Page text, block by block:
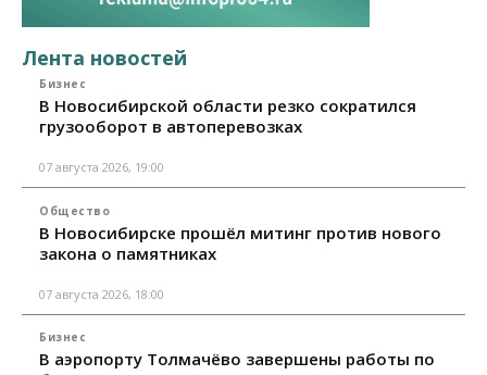
Лента новостей
Бизнес
В Новосибирской области резко сократился
грузооборот в автоперевозках
07 августа 2026, 19:00
Общество
В Новосибирске прошёл митинг против нового
закона о памятниках
07 августа 2026, 18:00
Бизнес
В аэропорту Толмачёво завершены работы по